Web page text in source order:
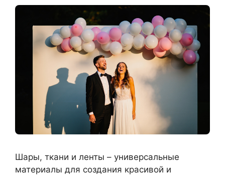
Шары, ткани и ленты – универсальные
материалы для создания красивой и